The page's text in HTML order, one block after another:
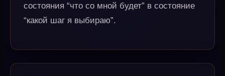
состояния “что со мной будет” в состояние
“какой шаг я выбираю”.